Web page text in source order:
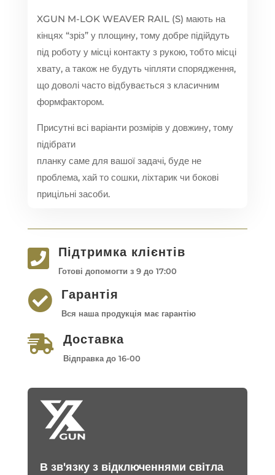
XGUN M-LOK WEAVER RAIL (S) мають на
кінцях “зріз” у площину, тому добре підійдуть
під роботу у місці контакту з рукою, тобто місці
хвату, а також не будуть чіпляти спорядження,
що доволі часто відбувається з класичним
формфактором.
Присутні всі варіанти розмірів у довжину, тому
підібрати
планку саме для вашої задачі, буде не
проблема, хай то сошки, ліхтарик чи бокові
прицільні засоби.
 Підтримка клієнтів
Готові допомогти з 9 до 17:00
 Гарантія
Вся наша продукція має гарантію
 Доставка
Відправка до 16-00
В зв'язку з відключеннями світла